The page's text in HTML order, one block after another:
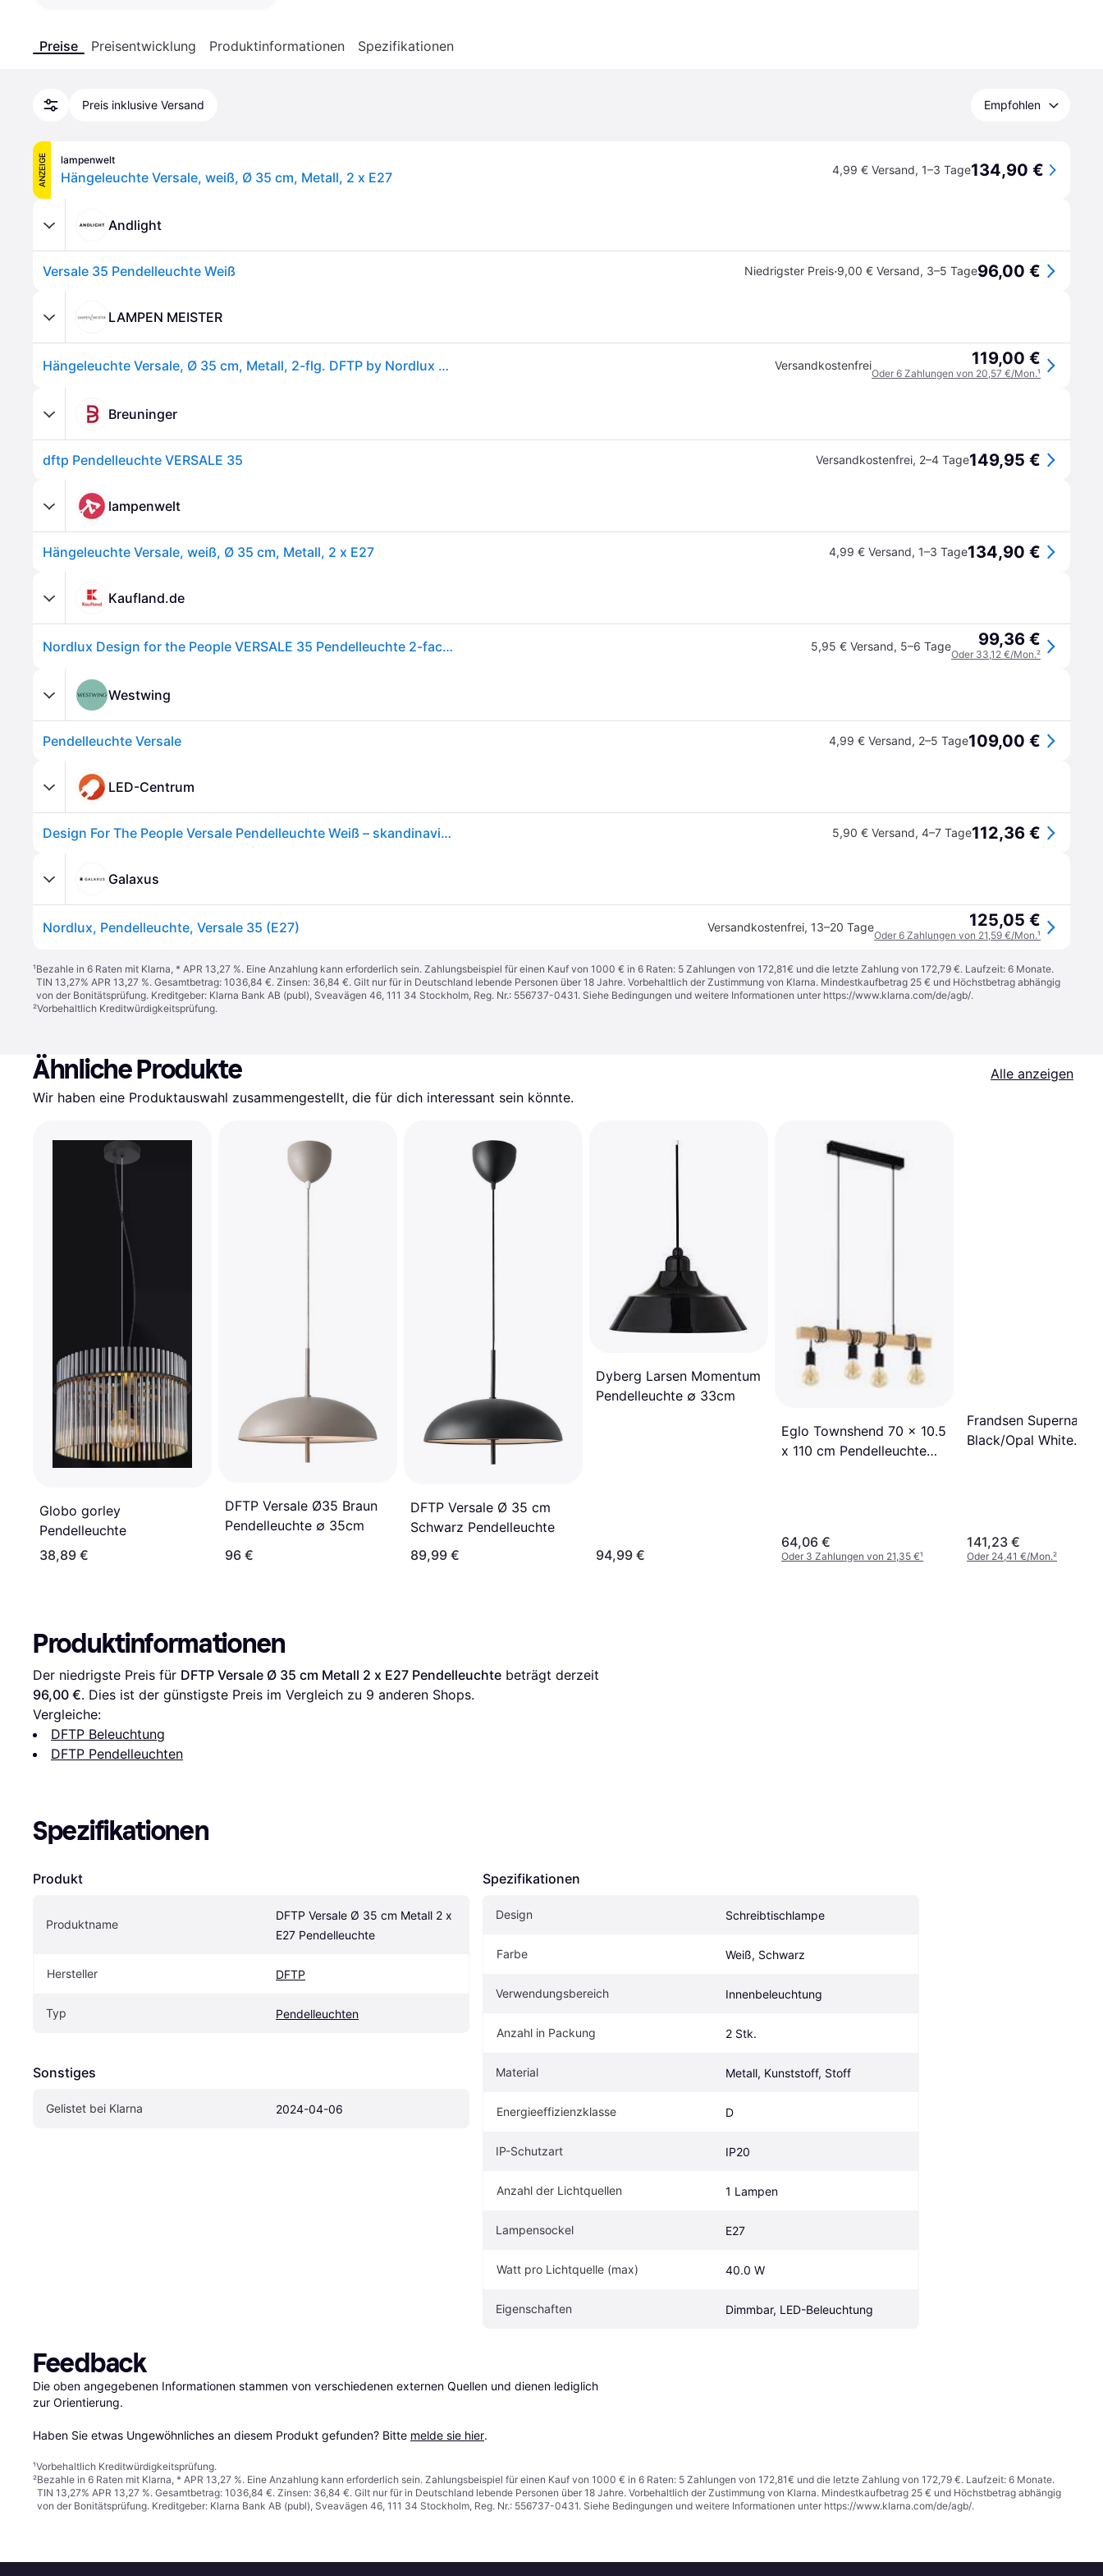
Preise Preisentwicklung Produktinformationen Spezifikationen
Preis inklusive Versand Empfohlen
ANZEIGE lampenwelt
Hängeleuchte Versale, weiß, Ø 35 cm, Metall, 2 x E27 4,99 € Versand, 1–3 Tage134,90 €
Andlight
Versale 35 Pendelleuchte Weiß Niedrigster Preis·9,00 € Versand, 3–5 Tage96,00 €
LAMPEN MEISTER
Hängeleuchte Versale, Ø 35 cm, Metall, 2-flg. DFTP by Nordlux - Esszimmer - Skandinavisch - Rund Versandkostenfrei 119,00 €
Oder 6 Zahlungen von 20,57 €/Mon.¹
Breuninger
dftp Pendelleuchte VERSALE 35 Versandkostenfrei, 2–4 Tage149,95 €
lampenwelt
Hängeleuchte Versale, weiß, Ø 35 cm, Metall, 2 x E27 4,99 € Versand, 1–3 Tage134,90 €
Kaufland.de
Nordlux Design for the People VERSALE 35 Pendelleuchte 2-fach E27 Weiß 2420013001 5,95 € Versand, 5–6 Tage 99,36 €
Oder 33,12 €/Mon.²
Westwing
Pendelleuchte Versale 4,99 € Versand, 2–5 Tage109,00 €
LED-Centrum
Design For The People Versale Pendelleuchte Weiß – skandinavische Designer-Pendelleuchte von Anker Studio 5,90 € Versand, 4–7 Tage112,36 €
Galaxus
Nordlux, Pendelleuchte, Versale 35 (E27) Versandkostenfrei, 13–20 Tage 125,05 €
Oder 6 Zahlungen von 21,59 €/Mon.¹
¹Bezahle in 6 Raten mit Klarna, * APR 13,27 %. Eine Anzahlung kann erforderlich sein. Zahlungsbeispiel für einen Kauf von 1000 € in 6 Raten: 5 Zahlungen von 172,81€ und die letzte Zahlung von 172,79 €. Laufzeit: 6 Monate.
TIN 13,27% APR 13,27 %. Gesamtbetrag: 1036,84 €. Zinsen: 36,84 €. Gilt nur für in Deutschland lebende Personen über 18 Jahre. Vorbehaltlich der Zustimmung von Klarna. Mindestkaufbetrag 25 € und Höchstbetrag abhängig
von der Bonitätsprüfung. Kreditgeber: Klarna Bank AB (publ), Sveavägen 46, 111 34 Stockholm, Reg. Nr.: 556737-0431. Siehe Bedingungen und weitere Informationen unter https://www.klarna.com/de/agb/.
²Vorbehaltlich Kreditwürdigkeitsprüfung.
Ähnliche Produkte
Alle anzeigen
Wir haben eine Produktauswahl zusammengestellt, die für dich interessant sein könnte.
Globo gorley
Pendelleuchte
38,89 €
DFTP Versale Ø35 Braun
Pendelleuchte ∅ 35cm
96 €
DFTP Versale Ø 35 cm
Schwarz Pendelleuchte
89,99 €
Dyberg Larsen Momentum
Pendelleuchte ∅ 33cm
94,99 €
Eglo Townshend 70 x 10.5
x 110 cm Pendelleuchte
64,06 €
Oder 3 Zahlungen von 21,35 €¹
Frandsen Supernate
Black/Opal White
141,23 €
Oder 24,41 €/Mon.²
Produktinformationen
Der niedrigste Preis für DFTP Versale Ø 35 cm Metall 2 x E27 Pendelleuchte
96,00 €. Dies ist der günstigste Preis im Vergleich zu 9 anderen Shops.
Vergleiche:
DFTP Beleuchtung
DFTP Pendelleuchten
Spezifikationen
Produkt
Produktname
DFTP Versale Ø 35 cm Metall 2 x
E27 Pendelleuchte
Hersteller DFTP
Typ Pendelleuchten
Sonstiges
Gelistet bei Klarna 2024-04-06
Spezifikationen
Design Schreibtischlampe
Farbe Weiß, Schwarz
Verwendungsbereich Innenbeleuchtung
Anzahl in Packung 2 Stk.
Material Metall, Kunststoff, Stoff
Energieeffizienzklasse D
IP-Schutzart IP20
Anzahl der Lichtquellen 1 Lampen
Lampensockel E27
Watt pro Lichtquelle (max) 40.0 W
Eigenschaften Dimmbar, LED-Beleuchtung
Feedback
Die oben angegebenen Informationen stammen von verschiedenen externen Quellen und dienen lediglich
zur Orientierung.
Haben Sie etwas Ungewöhnliches an diesem Produkt gefunden? Bitte melde sie hier.
¹Vorbehaltlich Kreditwürdigkeitsprüfung.
²Bezahle in 6 Raten mit Klarna, * APR 13,27 %. Eine Anzahlung kann erforderlich sein. Zahlungsbeispiel für einen Kauf von 1000 € in 6 Raten: 5 Zahlungen von 172,81€ und die letzte Zahlung von 172,79 €. Laufzeit: 6 Monate.
TIN 13,27% APR 13,27 %. Gesamtbetrag: 1036,84 €. Zinsen: 36,84 €. Gilt nur für in Deutschland lebende Personen über 18 Jahre. Vorbehaltlich der Zustimmung von Klarna. Mindestkaufbetrag 25 € und Höchstbetrag abhängig
von der Bonitätsprüfung. Kreditgeber: Klarna Bank AB (publ), Sveavägen 46, 111 34 Stockholm, Reg. Nr.: 556737-0431. Siehe Bedingungen und weitere Informationen unter https://www.klarna.com/de/agb/.